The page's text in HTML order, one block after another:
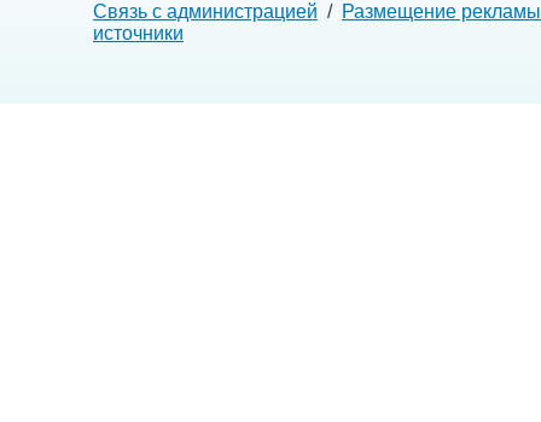
Связь с администрацией / Размещение рекламы
источники